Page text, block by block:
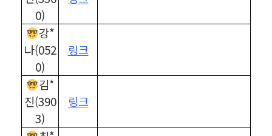
0)
강*
나(052
0)
링크
김*
진(390
3)
링크